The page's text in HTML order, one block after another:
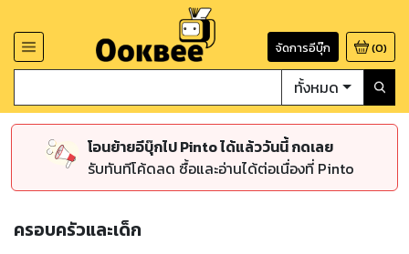
จัดการอีบุ๊ก (0)
ทั้งหมด
โอนย้ายอีบุ๊กไป Pinto ได้แล้ววันนี้ กดเลย
รับทันทีโค้ดลด ซื้อและอ่านได้ต่อเนื่องที่ Pinto
ครอบครัวและเด็ก